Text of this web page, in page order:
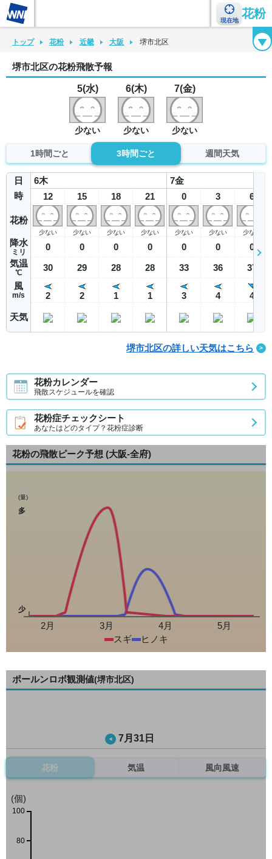
現在地
花粉
花粉カレンダー 花粉図鑑 花粉症チェックシート 花粉症ハンドブック
トップ 花粉 近畿 大阪 堺市北区
堺市北区の花粉飛散予報
5(水)
少ない
6(木)
少ない
7(金)
少ない
1時間ごと 3時間ごと 週間天気
日
時
花粉
降水
ミリ
気温
℃
風
m/s
天気
6木
12
少ない
0
30
2
15
少ない
0
29
2
18
少ない
0
28
1
21
少ない
0
28
1
7金
0
少ない
0
33
3
3
少ない
0
36
4
6
少ない
0
37
4
堺市北区の詳しい天気はこちら
花粉カレンダー
飛散スケジュールを確認
花粉症チェックシート
あなたはどのタイプ？花粉症診断
花粉の飛散ピーク予想 (大阪-全府)
(量)
多
少
2月 3月 4月
5月
スギ
ヒノキ
ポールンロボ観測値(堺市北区)
7月31日
花粉 気温 風向風速
(個)
80
100